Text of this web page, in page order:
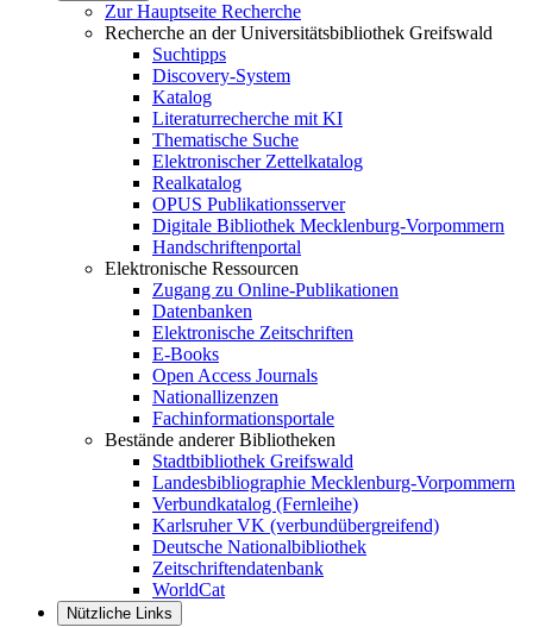
Zur Hauptseite Recherche
Recherche an der Universitätsbibliothek Greifswald
Suchtipps
Discovery-System
Katalog
Literaturrecherche mit KI
Thematische Suche
Elektronischer Zettelkatalog
Realkatalog
OPUS Publikationsserver
Digitale Bibliothek Mecklenburg-Vorpommern
Handschriftenportal
Elektronische Ressourcen
Zugang zu Online-Publikationen
Datenbanken
Elektronische Zeitschriften
E-Books
Open Access Journals
Nationallizenzen
Fachinformationsportale
Bestände anderer Bibliotheken
Stadtbibliothek Greifswald
Landesbibliographie Mecklenburg-Vorpommern
Verbundkatalog (Fernleihe)
Karlsruher VK (verbundübergreifend)
Deutsche Nationalbibliothek
Zeitschriftendatenbank
WorldCat
Nützliche Links